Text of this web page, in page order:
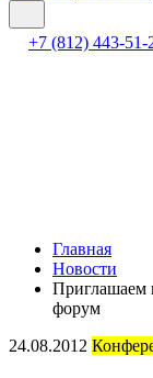
+7 (812) 443-51-
Главная
Новости
Приглашаем
форум
24.08.2012